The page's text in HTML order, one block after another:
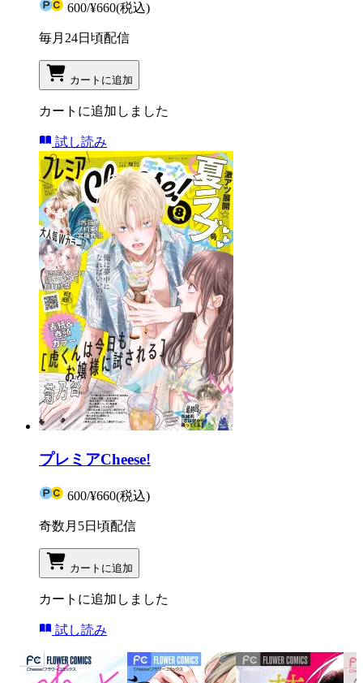
600/¥660(税込)
毎月24日頃配信
カートに追加
カートに追加しました
試し読み
プレミアCheese!
600/¥660(税込)
奇数月5日頃配信
カートに追加
カートに追加しました
試し読み